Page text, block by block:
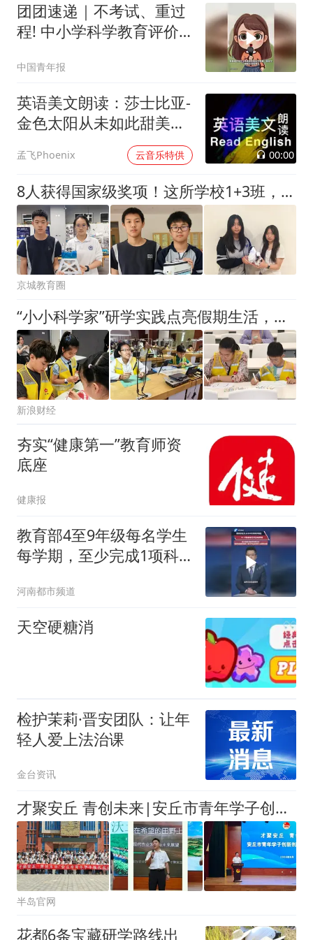
团团速递｜不考试、重过
程! 中小学科学教育评价
中国青年报
英语美文朗读：莎士比亚-
金色太阳从未如此甜美吻
孟飞Phoenix 云音乐特供 00:00
8人获得国家级奖项！这所学校1+3班，交出硬核“成绩单”！
京城教育圈
“小小科学家”研学实践点亮假期生活，打造行走式科普课堂
新浪财经
夯实“健康第一”教育师资
底座
健康报
教育部4至9年级每名学生
每学期，至少完成1项科
合素质评价档案不另作考
试要求
河南都市频道
天空硬糖消
检护茉莉·晋安团队：让年
轻人爱上法治课
金台资讯
才聚安丘 青创未来|安丘市青年学子创新创业经验交流会成功举办
半岛官网
花都6条宝藏研学路线出